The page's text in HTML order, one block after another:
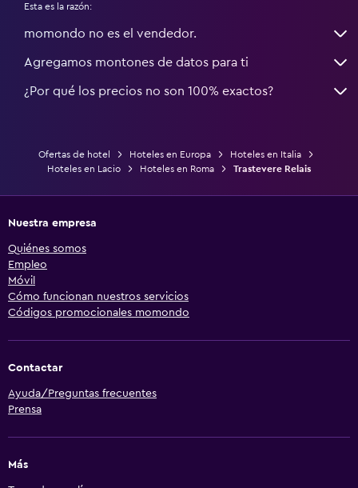
Esta es la razón:
momondo no es el vendedor.
Agregamos montones de datos para ti
¿Por qué los precios no son 100% exactos?
Ofertas de hotel Hoteles en Europa
Hoteles en Italia
Hoteles en Lacio
Hoteles en Roma Trastevere Relais
Nuestra empresa
Quiénes somos
Empleo
Móvil
Cómo funcionan nuestros servicios
Códigos promocionales momondo
Contactar
Ayuda/Preguntas frecuentes
Prensa
Más